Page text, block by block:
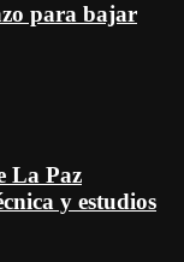
para bajar
La Paz
y estudios